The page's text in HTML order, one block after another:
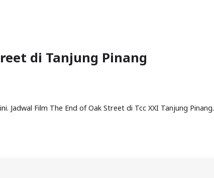
di Tanjung Pinang
Jadwal Film The End of Oak Street di Tcc XXI Tanjung Pinang.